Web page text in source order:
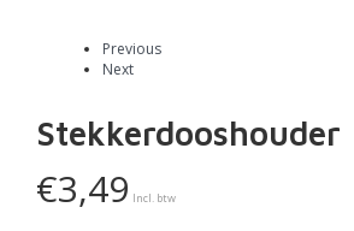
Previous
Next
Stekkerdooshouder
€3,49 Incl. btw